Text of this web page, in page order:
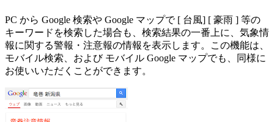
PC から Google 検索や Google マップで [ 台風] [ 豪雨 ] 等の
キーワードを検索した場合も、検索結果の一番上に、気象情
報に関する警報・注意報の情報を表示します。この機能は、
モバイル検索、および モバイル Google マップでも、同様に
お使いいただくことができます。